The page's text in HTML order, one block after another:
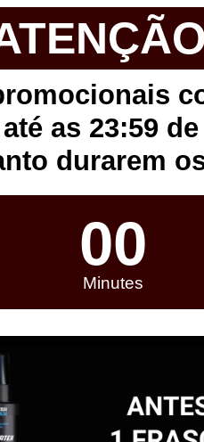
as 23:59
durarem
00
Minutes